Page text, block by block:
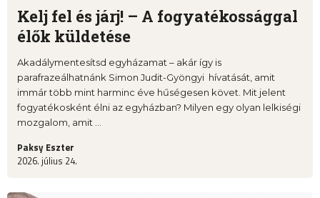
Kelj fel és járj! – A fogyatékossággal
élők küldetése
Akadálymentesítsd egyházamat – akár így is
parafrazeálhatnánk Simon Judit-Gyöngyi hívatását, amit
immár több mint harminc éve hűségesen követ. Mit jelent
fogyatékosként élni az egyházban? Milyen egy olyan lelkiségi
mozgalom, amit ...
Paksy Eszter
2026. július 24.